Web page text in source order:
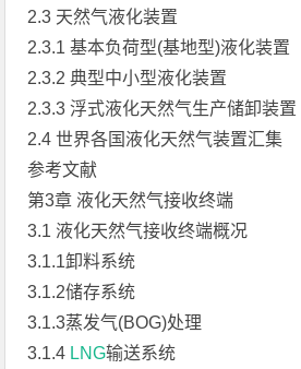
2.3 天然气液化装置
2.3.1 基本负荷型(基地型)液化装置
2.3.2 典型中小型液化装置
2.3.3 浮式液化天然气生产储卸装置
2.4 世界各国液化天然气装置汇集
参考文献
第3章 液化天然气接收终端
3.1 液化天然气接收终端概况
3.1.1卸料系统
3.1.2储存系统
3.1.3蒸发气(BOG)处理
3.1.4 LNG输送系统